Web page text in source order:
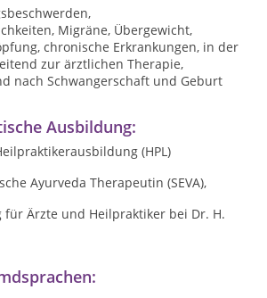
Migräne, Übergewicht,
chronische Erkrankungen, in der
zur ärztlichen Therapie,
nach Schwangerschaft und Geburt
Ausbildung:
(HPL)
Ayurveda Therapeutin (SEVA),
Ärzte und Heilpraktiker bei Dr. H.